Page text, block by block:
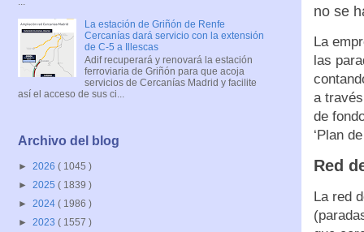
no se
La
las
a
de
‘Plan
Red
La red
La estación de Griñón de Renfe
Cercanías dará servicio con la extensión
de C-5 a Illescas
Adif recuperará y renovará la estación
ferroviaria de Griñón para que acoja
servicios de Cercanías Madrid y facilite
así el acceso de sus ci...
Archivo del blog
► 2026 ( 1045 )
► 2025 ( 1839 )
► 2024 ( 1986 )
► 2023 ( 1557 )